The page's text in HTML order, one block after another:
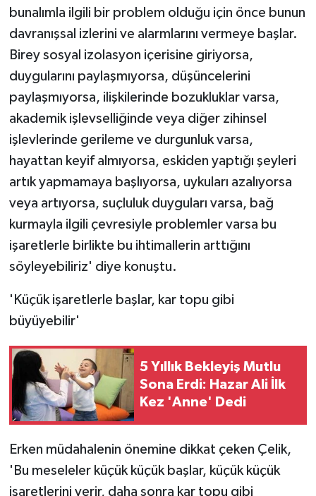
bunalımla ilgili bir problem olduğu için önce bunun
davranışsal izlerini ve alarmlarını vermeye başlar.
Birey sosyal izolasyon içerisine giriyorsa,
duygularını paylaşmıyorsa, düşüncelerini
paylaşmıyorsa, ilişkilerinde bozukluklar varsa,
akademik işlevselliğinde veya diğer zihinsel
işlevlerinde gerileme ve durgunluk varsa,
hayattan keyif almıyorsa, eskiden yaptığı şeyleri
artık yapmamaya başlıyorsa, uykuları azalıyorsa
veya artıyorsa, suçluluk duyguları varsa, bağ
kurmayla ilgili çevresiyle problemler varsa bu
işaretlerle birlikte bu ihtimallerin arttığını
söyleyebiliriz' diye konuştu.
'Küçük işaretlerle başlar, kar topu gibi
büyüyebilir'
5 Yıllık Bekleyiş Mutlu
Sona Erdi: Hazar Ali İlk
Kez 'Anne' Dedi
Erken müdahalenin önemine dikkat çeken Çelik,
'Bu meseleler küçük küçük başlar, küçük küçük
işaretlerini verir, daha sonra kar topu gibi